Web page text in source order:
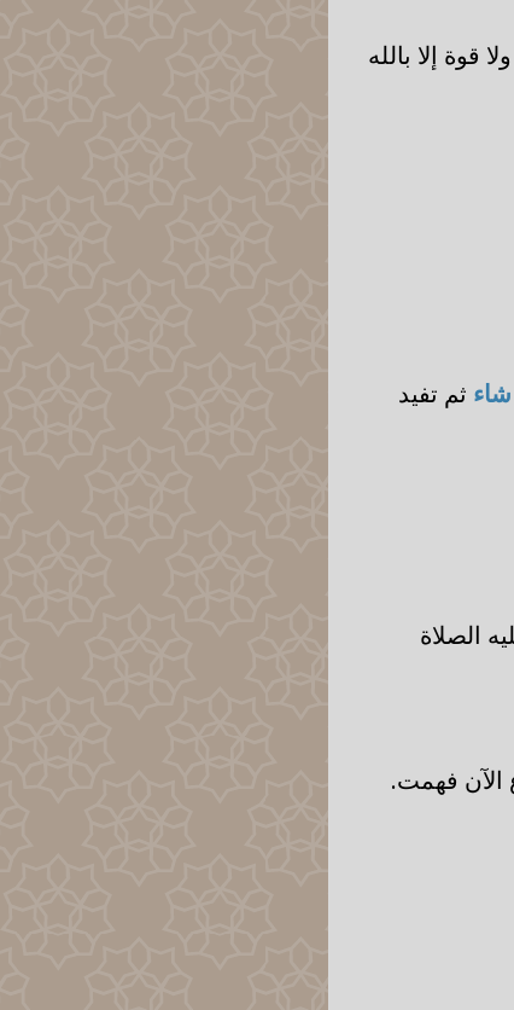
قوة إلا بالله
شاء ثم تفيد
الصلاة
الآن فهمت.